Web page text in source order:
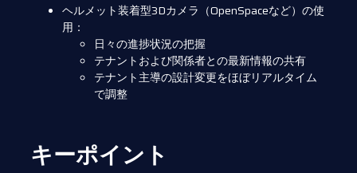
ヘルメット装着型3Dカメラ（OpenSpaceなど）の使
用：
日々の進捗状況の把握
テナントおよび関係者との最新情報の共有
テナント主導の設計変更をほぼリアルタイム
で調整
キーポイント